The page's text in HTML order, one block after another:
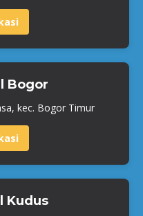
Bogor
kec. Bogor Timur
Kudus